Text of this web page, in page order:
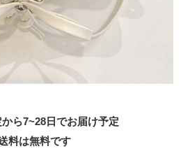
ら7~28日でお届け予定
料は無料です